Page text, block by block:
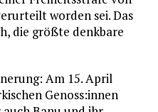
worden sei. Das
die größte denkbare
Am 15. April
Genoss:innen